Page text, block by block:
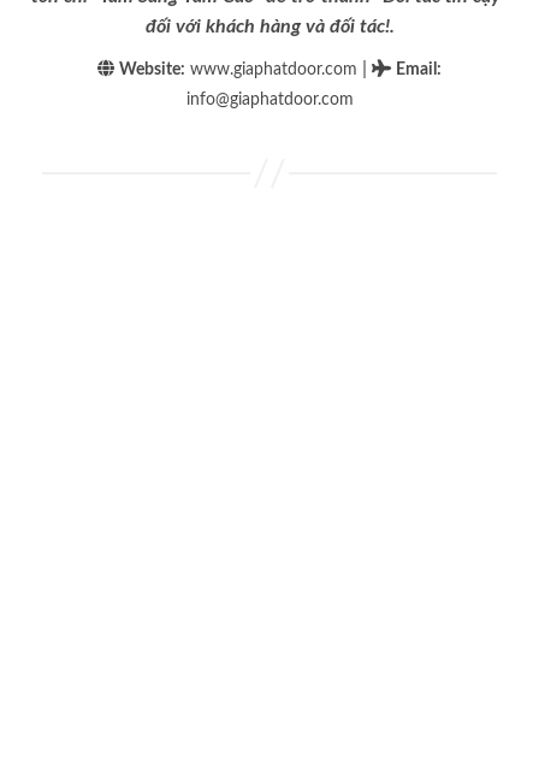
đối với khách hàng và đối tác!.
Website: www.giaphatdoor.com Email :
info@giaphatdoor.com